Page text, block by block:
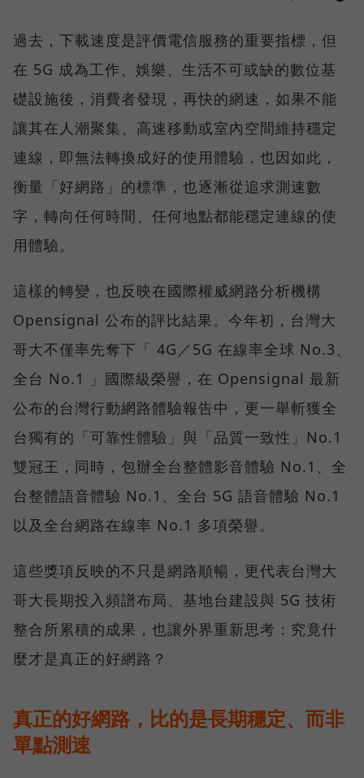
過去，下載速度是評價電信服務的重要指標，但
在 5G 成為工作、娛樂、生活不可或缺的數位基
礎設施後，消費者發現，再快的網速，如果不能
讓其在人潮聚集、高速移動或室內空間維持穩定
連線，即無法轉換成好的使用體驗，也因如此，
衡量「好網路」的標準，也逐漸從追求測速數
字，轉向任何時間、任何地點都能穩定連線的使
用體驗。
這樣的轉變，也反映在國際權威網路分析機構
Opensignal 公布的評比結果。今年初，台灣大
哥大不僅率先奪下「 4G／5G 在線率全球 No.3、
全台 No.1 」國際級榮譽，在 Opensignal 最新
公布的台灣行動網路體驗報告中，更一舉斬獲全
台獨有的「可靠性體驗」與「品質一致性」No.1
雙冠王，同時，包辦全台整體影音體驗 No.1、全
台整體語音體驗 No.1、全台 5G 語音體驗 No.1
以及全台網路在線率 No.1 多項榮譽。
這些獎項反映的不只是網路順暢，更代表台灣大
哥大長期投入頻譜布局、基地台建設與 5G 技術
整合所累積的成果，也讓外界重新思考：究竟什
麼才是真正的好網路？
真正的好網路，比的是長期穩定、而非
單點測速